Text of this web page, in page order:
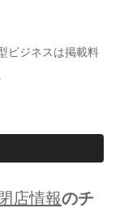
ビジネスは掲載料
店情報のチ